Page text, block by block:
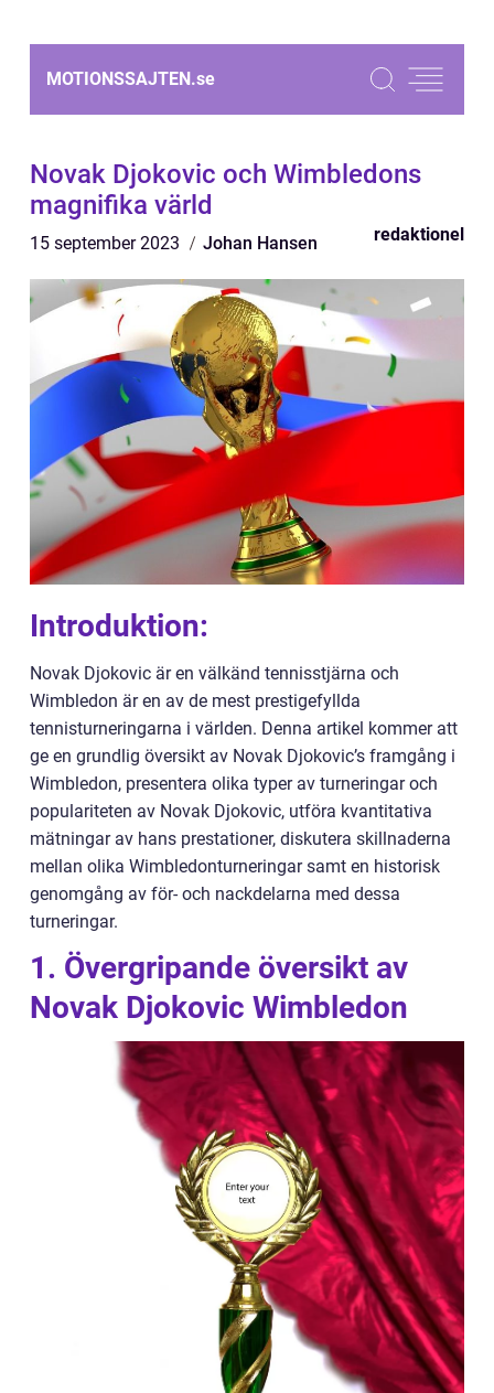
MOTIONSSAJTEN.se
Novak Djokovic och Wimbledons
magnifika värld
15 september 2023 Johan Hansen redaktionel
Introduktion:
Novak Djokovic är en välkänd tennisstjärna och
Wimbledon är en av de mest prestigefyllda
tennisturneringarna i världen. Denna artikel kommer att
ge en grundlig översikt av Novak Djokovic’s framgång i
Wimbledon, presentera olika typer av turneringar och
populariteten av Novak Djokovic, utföra kvantitativa
mätningar av hans prestationer, diskutera skillnaderna
mellan olika Wimbledonturneringar samt en historisk
genomgång av för- och nackdelarna med dessa
turneringar.
1. Övergripande översikt av
Novak Djokovic Wimbledon